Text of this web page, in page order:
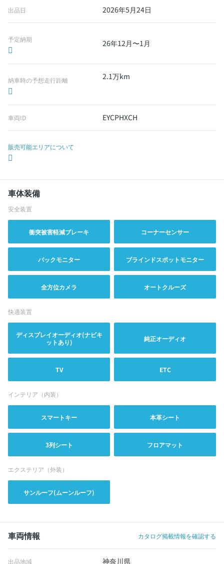
出品日 2026年5月24日
予定納期 26年12月〜1月
納車時の予想走行距離 2.1万km
車両ID EYCPHXCH
販売可能エリアについて
車体装備
安全装置
衝突被害軽減ブレーキ コーナーセンサー
バックモニター ブラインドスポットモニター
全方位カメラ オートクルーズ
快適装置
ディスプレイオーディオ(ナビキ
ットあり)
純正オーディオ
TV ETC
インテリア（内装）
スマートキー 本革シート
3列シート フロアマット
エクステリア（外装）
サンルーフ(ムーンルーフ)
車両情報 カタログ掲載情報を確認する
出品地域 神奈川県